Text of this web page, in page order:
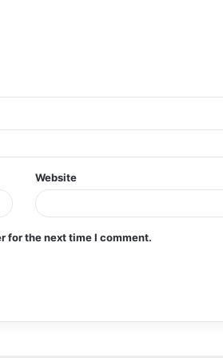
Website
for the next time I comment.